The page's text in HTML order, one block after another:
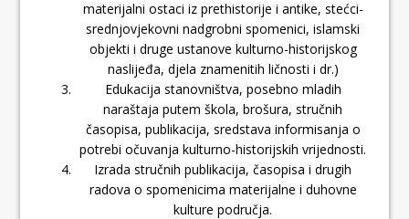
materijalni ostaci iz prethistorije i antike, stećci-
srednjovjekovni nadgrobni spomenici, islamski
objekti i druge ustanove kulturno-historijskog
naslijeđa, djela znamenitih ličnosti i dr.)
Edukacija stanovništva, posebno mladih
naraštaja putem škola, brošura, stručnih
časopisa, publikacija, sredstava informisanja o
potrebi očuvanja kulturno-historijskih vrijednosti.
Izrada stručnih publikacija, časopisa i drugih
radova o spomenicima materijalne i duhovne
kulture područja.